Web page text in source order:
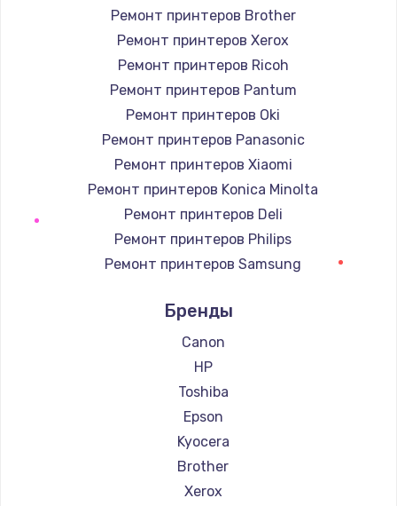
600 руб.
Заказать
Замена конфорки
1100 руб.
Заказать
Замена платы сенсора
Заказать
900 руб.
Заказать
Заказать
Ремонт принтеров Brother
Ремонт принтеров Xerox
Ремонт принтеров Ricoh
Ремонт принтеров Pantum
Ремонт принтеров Oki
Ремонт принтеров Panasonic
Ремонт принтеров Xiaomi
Ремонт принтеров Konica Minolta
Ремонт принтеров Deli
Ремонт принтеров Philips
Ремонт принтеров Samsung
Ремонт принтеров Lexmark
Ремонт принтеров Sharp
Ремонт принтеров TSC
Ремонт принтеров Fujitsu
Ремонт принтеров Godex
Бренды
Canon
HP
Toshiba
Epson
Kyocera
Brother
Xerox